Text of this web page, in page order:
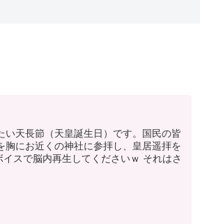
い天長節（天皇誕生日）です。国民の皆
にお近くの神社に参拝し、皇居遥拝を
スで脳内再生してくださいｗ それはさ